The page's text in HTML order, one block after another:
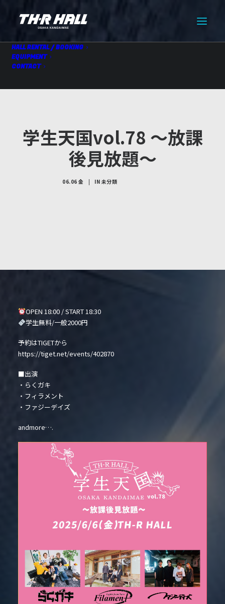
HALL RENTAL / BOOKING
EQUIPMENT
CONTACT
学生天国vol.78 〜放課
後見放題〜
06.06 金 | IN 未分類
OPEN 18:00 / START 18:30
学生無料/一般2000円
予約はTIGETから
https://tiget.net/events/402870
■出演
・らくガキ
・フィラメント
・ファジーデイズ
andmore….